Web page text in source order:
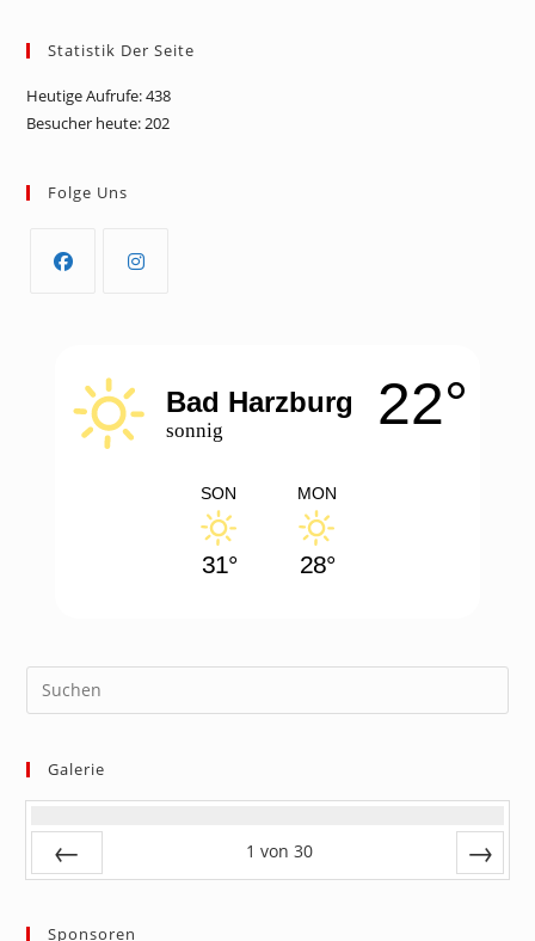
Statistik Der Seite
Heutige Aufrufe:438
Besucher heute:202
Folge Uns
new
tab
Bad Harzburg
sonnig 22°
SON
31°
MON
28°
Galerie
1 von 30
Sponsoren